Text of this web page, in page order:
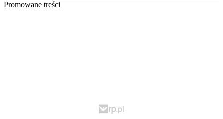
Promowane treści